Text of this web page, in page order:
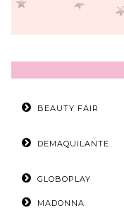
BEAUTY FAIR
DEMAQUILANTE
GLOBOPLAY
MADONNA